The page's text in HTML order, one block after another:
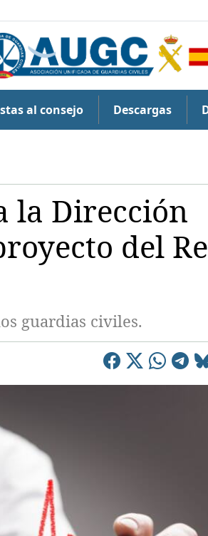
al consejo Descargas
la Dirección
del
guardias civiles.